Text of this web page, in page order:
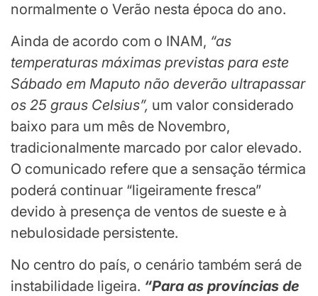
normalmente o Verão nesta época do ano.
Ainda de acordo com o INAM, “as
temperaturas máximas previstas para este
Sábado em Maputo não deverão ultrapassar
os 25 graus Celsius”, um valor considerado
baixo para um mês de Novembro,
tradicionalmente marcado por calor elevado.
O comunicado refere que a sensação térmica
poderá continuar “ligeiramente fresca”
devido à presença de ventos de sueste e à
nebulosidade persistente.
No centro do país, o cenário também será de
instabilidade ligeira. “Para as províncias de